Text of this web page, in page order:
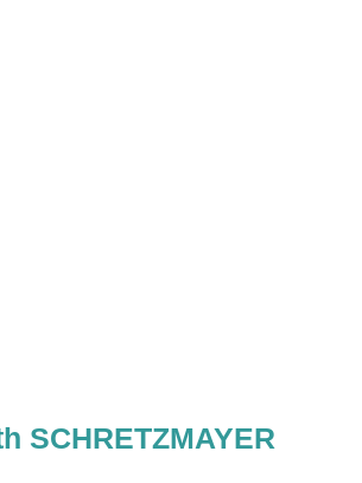
SCHRETZMAYER